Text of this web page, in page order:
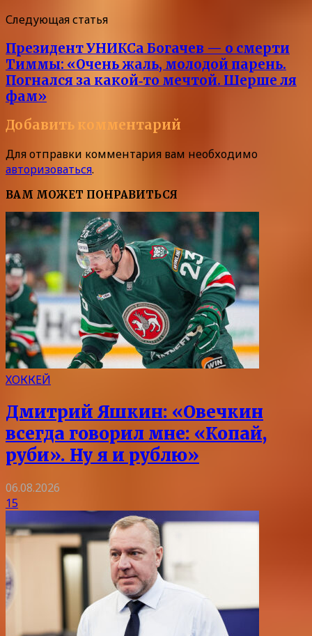
Следующая статья
Президент УНИКСа Богачев — о смерти
Тиммы: «Очень жаль, молодой парень.
Погнался за какой‑то мечтой. Шерше ля
фам»
Добавить комментарий
Для отправки комментария вам необходимо
авторизоваться.
ВАМ МОЖЕТ ПОНРАВИТЬСЯ
ХОККЕЙ
Дмитрий Яшкин: «Овечкин
всегда говорил мне: «Копай,
руби». Ну я и рублю»
06.08.2026
15